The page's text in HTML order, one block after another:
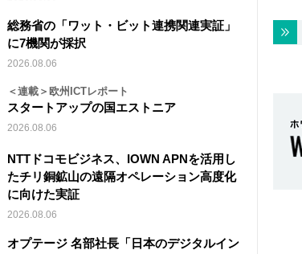
総務省の「ワット・ビット連携関連実証」
に7機関が採択
2026.08.06
＜連載＞欧州ICTレポート
スタートアップの国エストニア
2026.08.06
NTTドコモビジネス、IOWN APNを活用し
たチリ銅鉱山の遠隔オペレーション高度化
に向けた実証
2026.08.06
オプテージ 名部社長「日本のデジタルイン